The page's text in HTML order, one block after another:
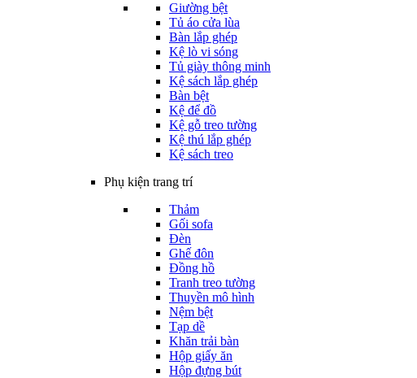
Giường bệt
Tủ áo cửa lùa
Bàn lắp ghép
Kệ lò vi sóng
Tủ giày thông minh
Kệ sách lắp ghép
Bàn bệt
Kệ để đồ
Kệ gỗ treo tường
Kệ thú lắp ghép
Kệ sách treo
Phụ kiện trang trí
Thảm
Gối sofa
Đèn
Ghế đôn
Đồng hồ
Tranh treo tường
Thuyền mô hình
Nệm bệt
Tạp dề
Khăn trải bàn
Hộp giấy ăn
Hộp đựng bút